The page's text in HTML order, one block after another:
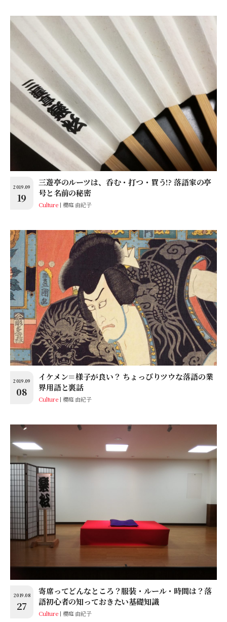
2019.09
19
三遊亭のルーツは、呑む・打つ・買う!? 落語家の亭
号と名前の秘密
Culture 櫻庭 由紀子
2019.09
08
イケメン＝様子が良い？ ちょっぴりツウな落語の業
界用語と裏話
Culture 櫻庭 由紀子
2019.08
27
寄席ってどんなところ？服装・ルール・時間は？落
語初心者の知っておきたい基礎知識
Culture 櫻庭 由紀子